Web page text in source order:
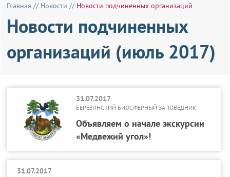
Главная // Новости // Новости подчиненных организаций
Новости подчиненных
организаций (июль 2017)
31.07.2017
БЕРЕЗИНСКИЙ БИОСФЕРНЫЙ ЗАПОВЕДНИК
Объявляем о начале экскурсии
«Медвежий угол»!
31.07.2017